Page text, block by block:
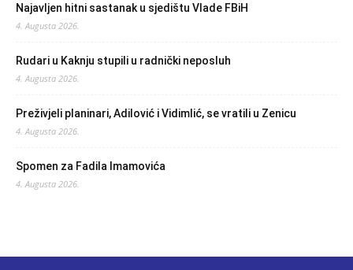
Najavljen hitni sastanak u sjedištu Vlade FBiH
4. Augusta 2026.
Rudari u Kaknju stupili u radnički neposluh
4. Augusta 2026.
Preživjeli planinari, Adilović i Vidimlić, se vratili u Zenicu
4. Augusta 2026.
Spomen za Fadila Imamovića
4. Augusta 2026.